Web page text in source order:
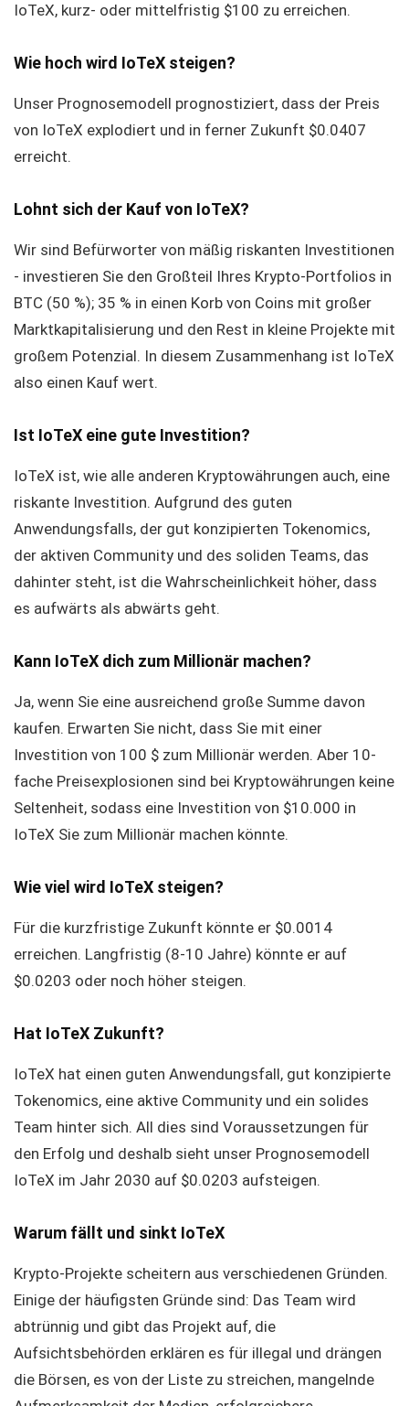
IoTeX, kurz- oder mittelfristig $100 zu erreichen.
Wie hoch wird IoTeX steigen?
Unser Prognosemodell prognostiziert, dass der Preis
von IoTeX explodiert und in ferner Zukunft $0.0407
erreicht.
Lohnt sich der Kauf von IoTeX?
Wir sind Befürworter von mäßig riskanten Investitionen
- investieren Sie den Großteil Ihres Krypto-Portfolios in
BTC (50 %); 35 % in einen Korb von Coins mit großer
Marktkapitalisierung und den Rest in kleine Projekte mit
großem Potenzial. In diesem Zusammenhang ist IoTeX
also einen Kauf wert.
Ist IoTeX eine gute Investition?
IoTeX ist, wie alle anderen Kryptowährungen auch, eine
riskante Investition. Aufgrund des guten
Anwendungsfalls, der gut konzipierten Tokenomics,
der aktiven Community und des soliden Teams, das
dahinter steht, ist die Wahrscheinlichkeit höher, dass
es aufwärts als abwärts geht.
Kann IoTeX dich zum Millionär machen?
Ja, wenn Sie eine ausreichend große Summe davon
kaufen. Erwarten Sie nicht, dass Sie mit einer
Investition von 100 $ zum Millionär werden. Aber 10-
fache Preisexplosionen sind bei Kryptowährungen keine
Seltenheit, sodass eine Investition von $10.000 in
IoTeX Sie zum Millionär machen könnte.
Wie viel wird IoTeX steigen?
Für die kurzfristige Zukunft könnte er $0.0014
erreichen. Langfristig (8-10 Jahre) könnte er auf
$0.0203 oder noch höher steigen.
Hat IoTeX Zukunft?
IoTeX hat einen guten Anwendungsfall, gut konzipierte
Tokenomics, eine aktive Community und ein solides
Team hinter sich. All dies sind Voraussetzungen für
den Erfolg und deshalb sieht unser Prognosemodell
IoTeX im Jahr 2030 auf $0.0203 aufsteigen.
Warum fällt und sinkt IoTeX
Krypto-Projekte scheitern aus verschiedenen Gründen.
Einige der häufigsten Gründe sind: Das Team wird
abtrünnig und gibt das Projekt auf, die
Aufsichtsbehörden erklären es für illegal und drängen
die Börsen, es von der Liste zu streichen, mangelnde